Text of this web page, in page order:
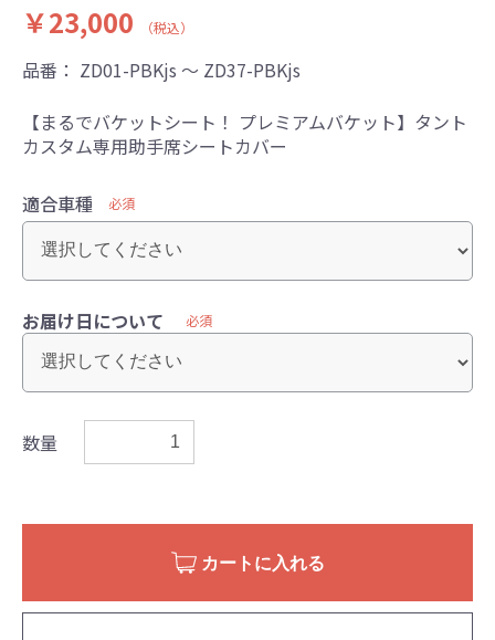
￥23,000 （税込）
品番： ZD01-PBKjs ～ ZD37-PBKjs
【まるでバケットシート！ プレミアムバケット】タント
カスタム専用助手席シートカバー
適合車種 必須
お届け日について 必須
数量
カートに入れる